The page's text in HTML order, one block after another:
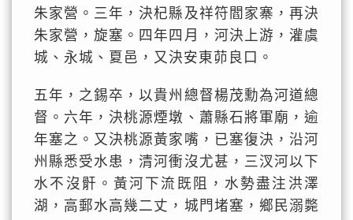
朱家營。三年，決杞縣及祥符閻家寨，再決
朱家營，旋塞。四年四月，河決上游，灌虞
城、永城、夏邑，又決安東茆良口。
五年，之錫卒，以貴州總督楊茂勳為河道總
督。六年，決桃源煙墩、蕭縣石將軍廟，逾
年塞之。又決桃源黃家嘴，已塞復決，沿河
州縣悉受水患，清河衝沒尤甚，三汊河以下
水不沒骭。黃河下流既阻，水勢盡注洪澤
湖，高郵水高幾二丈，城門堵塞，鄉民溺斃